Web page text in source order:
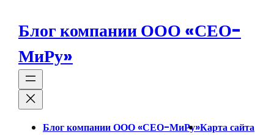
содержимому
Блог компании ООО «СЕО-
МиРу»
Блог компании ООО «СЕО-МиРу»Карта сайта